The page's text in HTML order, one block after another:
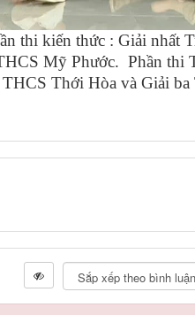
thi kiến thức : Giải nhất
Mỹ Phước. Phần thi
Thới Hòa và Giải